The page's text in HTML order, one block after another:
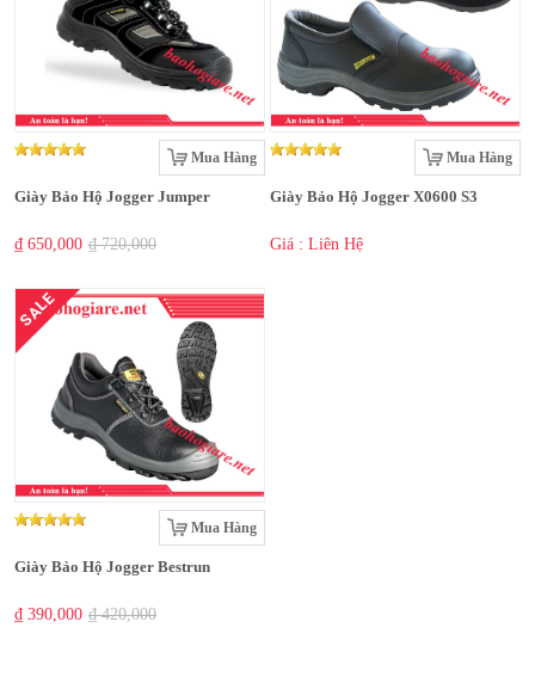
Mua Hàng
Giày Bảo Hộ Jogger Jumper
₫ 650,000 ₫ 720,000
Mua Hàng
Giày Bảo Hộ Jogger X0600 S3
Giá : Liên Hệ
SALE
Mua Hàng
Giày Bảo Hộ Jogger Bestrun
₫ 390,000 ₫ 420,000